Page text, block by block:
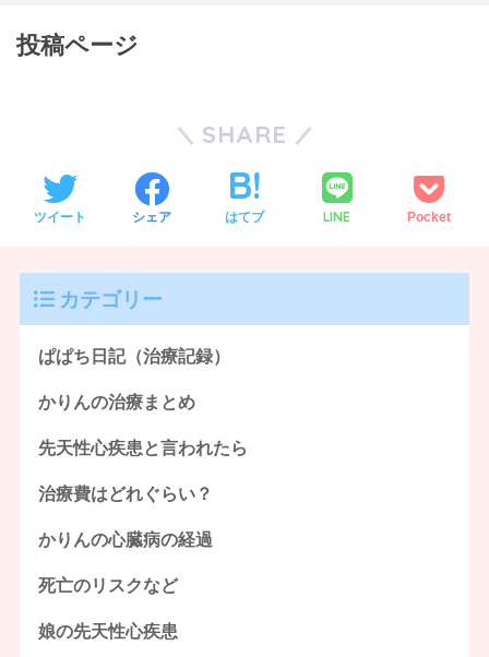
投稿ページ
SHARE
ツイート シェア はてブ LINE Pocket
カテゴリー
ぱぱち日記（治療記録）
かりんの治療まとめ
先天性心疾患と言われたら
治療費はどれぐらい？
かりんの心臓病の経過
死亡のリスクなど
娘の先天性心疾患